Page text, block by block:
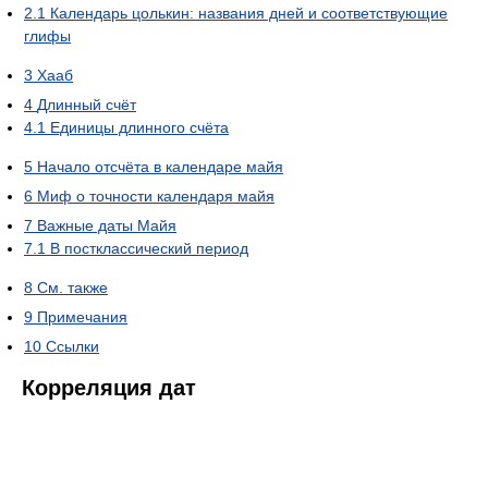
2.1 Календарь цолькин: названия дней и соответствующие
глифы
3 Хааб
4 Длинный счёт
4.1 Единицы длинного счёта
5 Начало отсчёта в календаре майя
6 Миф о точности календаря майя
7 Важные даты Майя
7.1 В постклассический период
8 См. также
9 Примечания
10 Ссылки
Корреляция дат